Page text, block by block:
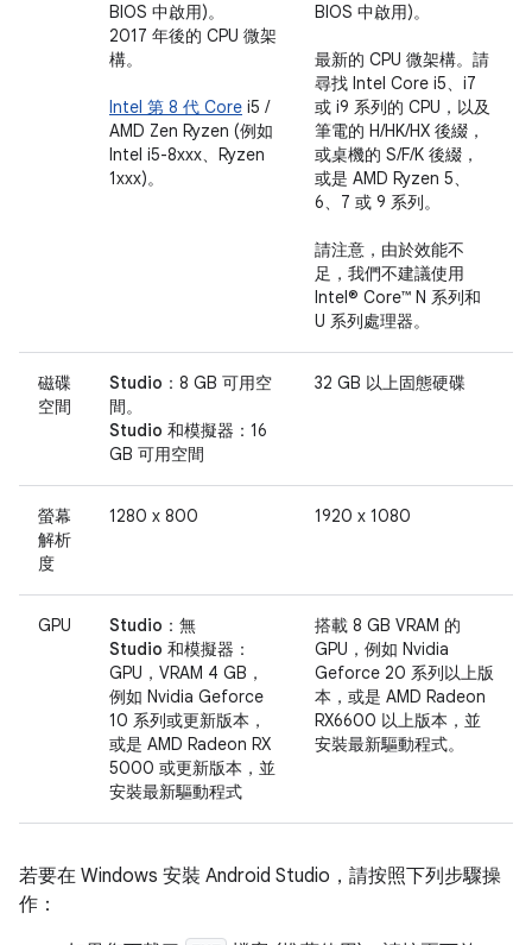
BIOS 中啟用)。
2017 年後的 CPU 微架
構。
Intel 第 8 代 Core i5 /
AMD Zen Ryzen (例如
Intel i5-8xxx、Ryzen
1xxx)。
BIOS 中啟用)。
最新的 CPU 微架構。請
尋找 Intel Core i5、i7
或 i9 系列的 CPU，以及
筆電的 H/HK/HX 後綴，
或桌機的 S/F/K 後綴，
或是 AMD Ryzen 5、
6、7 或 9 系列。
請注意，由於效能不
足，我們不建議使用
Intel® Core™ N 系列和
U 系列處理器。
磁碟
空間
Studio： 8 GB 可用空
間。
Studio 和模擬器： 16
GB 可用空間
32 GB 以上固態硬碟
螢幕
解析
度
1280 x 800 1920 x 1080
GPU Studio： 無
Studio 和模擬器：
GPU，VRAM 4 GB，
例如 Nvidia Geforce
10 系列或更新版本，
或是 AMD Radeon RX
5000 或更新版本，並
安裝最新驅動程式
搭載 8 GB VRAM 的
GPU，例如 Nvidia
Geforce 20 系列以上版
本，或是 AMD Radeon
RX6600 以上版本，並
安裝最新驅動程式。
若要在 Windows 安裝 Android Studio，請按照下列步驟操
作：